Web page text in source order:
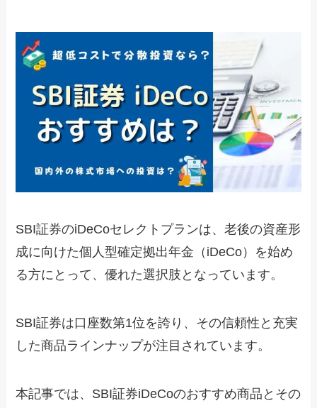
SBI証券のiDeCoセレクトプランは、老後の資産形
成に向けた個人型確定拠出年金（iDeCo）を始め
る方にとって、優れた選択肢となっています。
SBI証券は口座数第1位を誇り、その信頼性と充実
した商品ラインナップが注目されています。
本記事では、SBI証券iDeCoのおすすめ商品とその